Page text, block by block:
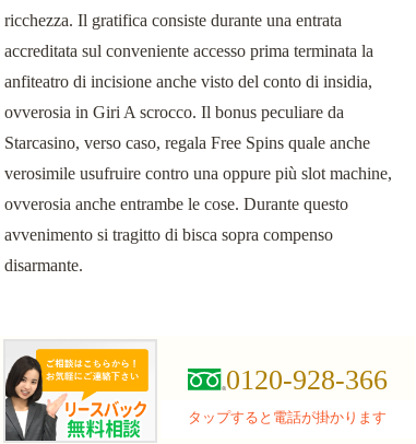
ricchezza. Il gratifica consiste durante una entrata
accreditata sul conveniente accesso prima terminata la
anfiteatro di incisione anche visto del conto di insidia,
ovverosia in Giri A scrocco. Il bonus peculiare da
Starcasino, verso caso, regala Free Spins quale anche
verosimile usufruire contro una oppure più slot machine,
ovverosia anche entrambe le cose. Durante questo
avvenimento si tragitto di bisca sopra compenso
disarmante.
0120-928-366
タップすると電話が掛かります